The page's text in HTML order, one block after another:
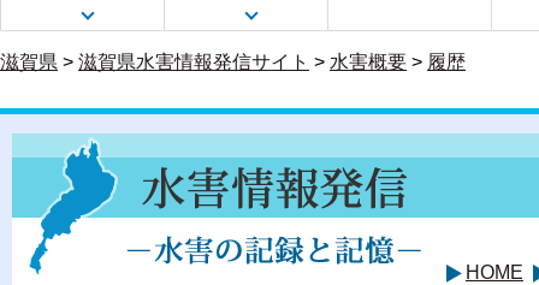
滋賀県 > 滋賀県水害情報発信サイト > 水害概要 > 履歴
HOME